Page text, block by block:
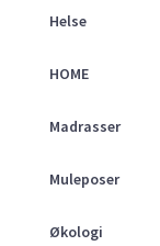
Helse
HOME
Madrasser
Muleposer
Økologi